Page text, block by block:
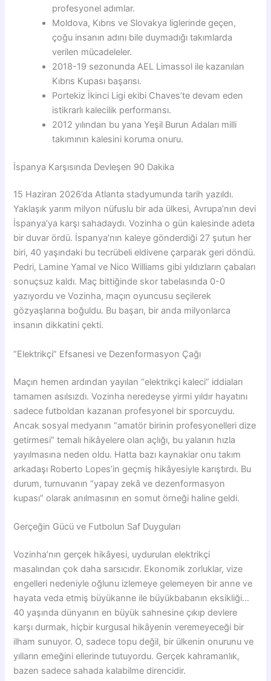
profesyonel adımlar.
Moldova, Kıbrıs ve Slovakya liglerinde geçen,
çoğu insanın adını bile duymadığı takımlarda
verilen mücadeleler.
2018-19 sezonunda AEL Limassol ile kazanılan
Kıbrıs Kupası başarısı.
Portekiz İkinci Ligi ekibi Chaves’te devam eden
istikrarlı kalecilik performansı.
2012 yılından bu yana Yeşil Burun Adaları milli
takımının kalesini koruma onuru.
İspanya Karşısında Devleşen 90 Dakika
15 Haziran 2026’da Atlanta stadyumunda tarih yazıldı.
Yaklaşık yarım milyon nüfuslu bir ada ülkesi, Avrupa’nın devi
İspanya’ya karşı sahadaydı. Vozinha o gün kalesinde adeta
bir duvar ördü. İspanya’nın kaleye gönderdiği 27 şutun her
biri, 40 yaşındaki bu tecrübeli eldivene çarparak geri döndü.
Pedri, Lamine Yamal ve Nico Williams gibi yıldızların çabaları
sonuçsuz kaldı. Maç bittiğinde skor tabelasında 0-0
yazıyordu ve Vozinha, maçın oyuncusu seçilerek
gözyaşlarına boğuldu. Bu başarı, bir anda milyonlarca
insanın dikkatini çekti.
“Elektrikçi” Efsanesi ve Dezenformasyon Çağı
Maçın hemen ardından yayılan “elektrikçi kaleci” iddiaları
tamamen asılsızdı. Vozinha neredeyse yirmi yıldır hayatını
sadece futboldan kazanan profesyonel bir sporcuydu.
Ancak sosyal medyanın “amatör birinin profesyonelleri dize
getirmesi” temalı hikâyelere olan açlığı, bu yalanın hızla
yayılmasına neden oldu. Hatta bazı kaynaklar onu takım
arkadaşı Roberto Lopes’in geçmiş hikâyesiyle karıştırdı. Bu
durum, turnuvanın “yapay zekâ ve dezenformasyon
kupası” olarak anılmasının en somut örneği haline geldi.
Gerçeğin Gücü ve Futbolun Saf Duyguları
Vozinha’nın gerçek hikâyesi, uydurulan elektrikçi
masalından çok daha sarsıcıdır. Ekonomik zorluklar, vize
engelleri nedeniyle oğlunu izlemeye gelemeyen bir anne ve
hayata veda etmiş büyükanne ile büyükbabanın eksikliği…
40 yaşında dünyanın en büyük sahnesine çıkıp devlere
karşı durmak, hiçbir kurgusal hikâyenin veremeyeceği bir
ilham sunuyor. O, sadece topu değil, bir ülkenin onurunu ve
yılların emeğini ellerinde tutuyordu. Gerçek kahramanlık,
bazen sadece sahada kalabilme direncidir.